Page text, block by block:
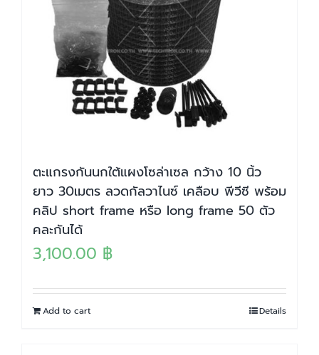
ตะแกรงกันนกใต้แผงโซล่าเซล กว้าง 10 นิ้ว
ยาว 30เมตร ลวดกัลวาไนซ์ เคลือบ พีวีซี พร้อม
คลิป short frame หรือ long frame 50 ตัว
คละกันได้
3,100.00 ฿
Add to cart Details